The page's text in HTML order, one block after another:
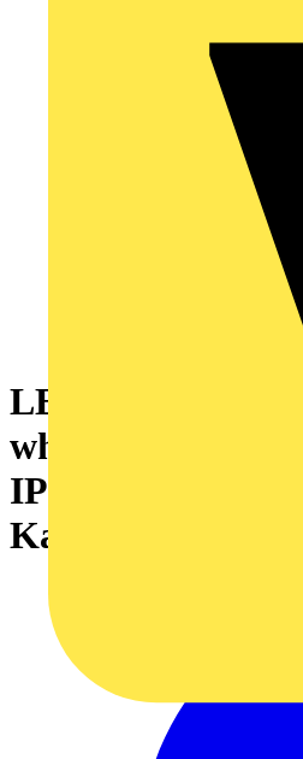
LED-Modul,
white, 0.31 A, 7.5
IP67,
Kabel,